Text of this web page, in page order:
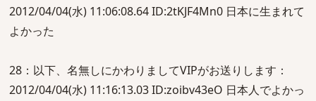
2012/04/04(水) 11:06:08.64 ID:2tKJF4Mn0 日本に生まれて
よかった
28：以下、名無しにかわりましてVIPがお送りします：
2012/04/04(水) 11:16:13.03 ID:zoibv43eO 日本人でよかっ